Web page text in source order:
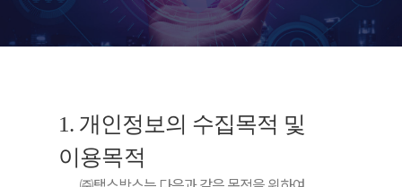
1. 개인정보의 수집목적 및
이용목적